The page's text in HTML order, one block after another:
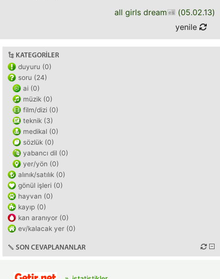
all girls dream (05.02.13)
yenile
KATEGORILER
duyuru (0)
soru (24)
ai (0)
müzik (0)
film/dizi (0)
teknik (3)
medikal (0)
sözlük (0)
yabancı dil (0)
yer/yön (0)
alınık/satılık (0)
gönül işleri (0)
hayvan (0)
kayıp (0)
kan aranıyor (0)
ev/kalacak yer (0)
SON CEVAPLANANLAR